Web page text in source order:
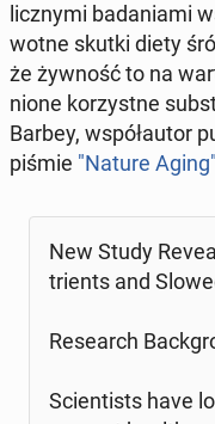
licz­ny­mi ba­da­nia­mi
wot­ne skutki diety
że żywność to na
nio­ne ko­rzyst­ne
Barbey, współ­au­tor
piśmie "Nature Aging"
New Study
trients and
Re­se­arch
Scien­ti­sts have